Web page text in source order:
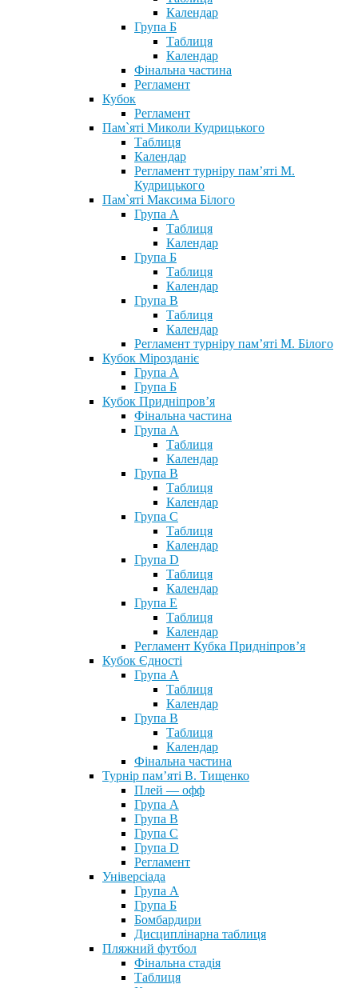
Календар
Група Б
Таблиця
Календар
Фінальна частина
Регламент
Кубок
Регламент
Пам`яті Миколи Кудрицького
Таблиця
Календар
Регламент турніру пам’яті М.
Кудрицького
Пам`яті Максима Білого
Група А
Таблиця
Календар
Група Б
Таблиця
Календар
Група В
Таблиця
Календар
Регламент турніру пам’яті М. Білого
Кубок Мірозданіє
Група А
Група Б
Кубок Придніпров’я
Фінальна частина
Група А
Таблиця
Календар
Група В
Таблиця
Календар
Група С
Таблиця
Календар
Група D
Таблиця
Календар
Група Е
Таблиця
Календар
Регламент Кубка Придніпров’я
Кубок Єдності
Група А
Таблиця
Календар
Група В
Таблиця
Календар
Фінальна частина
Турнір пам’яті В. Тищенко
Плей — офф
Група А
Група B
Група С
Група D
Регламент
Універсіада
Група А
Група Б
Бомбардири
Дисциплінарна таблиця
Пляжний футбол
Фінальна стадія
Таблиця